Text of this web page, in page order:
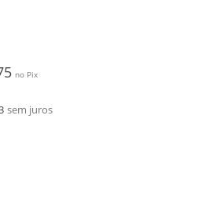
no Pix
sem juros